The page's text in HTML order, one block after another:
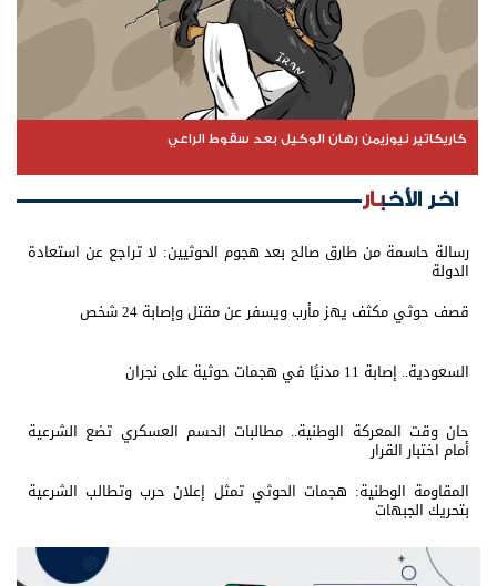
كاريكاتير نيوزيمن رهان الوكيل بعد سقوط الراعي
اخر الأخبار
رسالة حاسمة من طارق صالح بعد هجوم الحوثيين: لا تراجع عن استعادة
الدولة
قصف حوثي مكثف يهز مأرب ويسفر عن مقتل وإصابة 24 شخص
السعودية.. إصابة 11 مدنيًا في هجمات حوثية على نجران
حان وقت المعركة الوطنية.. مطالبات الحسم العسكري تضع الشرعية
أمام اختبار القرار
المقاومة الوطنية: هجمات الحوثي تمثل إعلان حرب وتطالب الشرعية
بتحريك الجبهات